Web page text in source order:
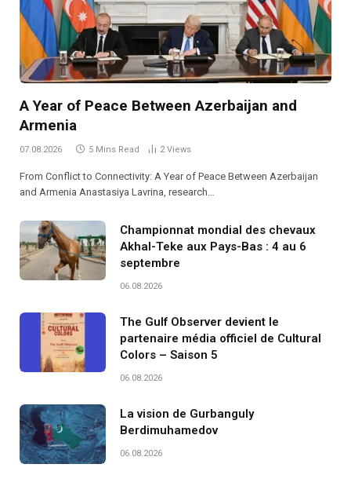
A Year of Peace Between Azerbaijan and
Armenia
07.08.2026 5 Mins Read 2Views
From Conflict to Connectivity: A Year of Peace Between Azerbaijan
and Armenia Anastasiya Lavrina, research…
Championnat mondial des chevaux
Akhal-Teke aux Pays-Bas : 4 au 6
septembre
06.08.2026
The Gulf Observer devient le
partenaire média officiel de Cultural
Colors – Saison 5
06.08.2026
La vision de Gurbanguly
Berdimuhamedov
06.08.2026